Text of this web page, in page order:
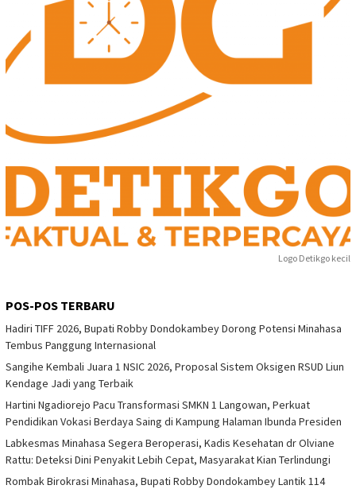
Logo Detikgo kecil
POS-POS TERBARU
Hadiri TIFF 2026, Bupati Robby Dondokambey Dorong Potensi Minahasa
Tembus Panggung Internasional
Sangihe Kembali Juara 1 NSIC 2026, Proposal Sistem Oksigen RSUD Liun
Kendage Jadi yang Terbaik
Hartini Ngadiorejo Pacu Transformasi SMKN 1 Langowan, Perkuat
Pendidikan Vokasi Berdaya Saing di Kampung Halaman Ibunda Presiden
Labkesmas Minahasa Segera Beroperasi, Kadis Kesehatan dr Olviane
Rattu: Deteksi Dini Penyakit Lebih Cepat, Masyarakat Kian Terlindungi
Rombak Birokrasi Minahasa, Bupati Robby Dondokambey Lantik 114